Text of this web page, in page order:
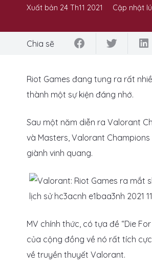
Xuất bản 24 Th11 2021 Cập nhật
Chia sẽ
Riot Games đang tung ra rất
thành một sự kiện đáng nhớ.
Sau một năm diễn ra Valorant
và Masters, Valorant
giành vinh quang.
MV chính thức, có tựa đề “Die
của cộng đồng về nó rất tích
về truyền thuyết Valorant.